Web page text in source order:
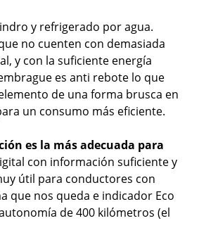
y refrigerado por agua.
no cuenten con demasiada
y con la suficiente energía
es anti rebote lo que
de una forma brusca en
un consumo más eficiente.
es la más adecuada para
con información suficiente y
útil para conductores con
que nos queda e indicador Eco
de 400 kilómetros (el